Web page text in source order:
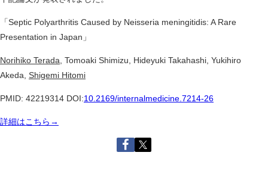
「Septic Polyarthritis Caused by Neisseria meningitidis: A Rare
Presentation in Japan」
Norihiko Terada , Tomoaki Shimizu, Hideyuki Takahashi, Yukihiro
Akeda, Shigemi Hitomi
PMID: 42219314 DOI:10.2169/internalmedicine.7214-26
詳細はこちら→